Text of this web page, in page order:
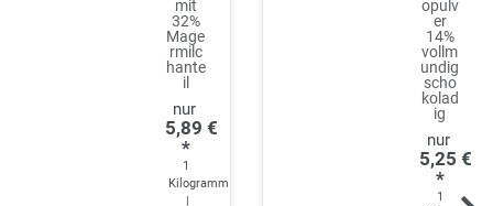
mit
32%
Mage
rmilc
hante
il
5,89 €
*
1
Kilogramm
opulv
er
14%
vollm
undig
scho
kolad
ig
5,25 €
*
1